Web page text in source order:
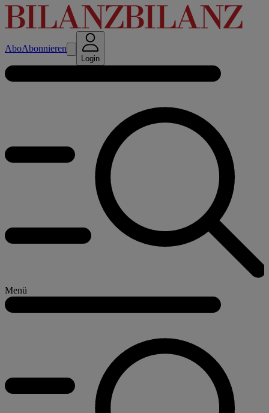
AboAbonnieren
Login
Menü